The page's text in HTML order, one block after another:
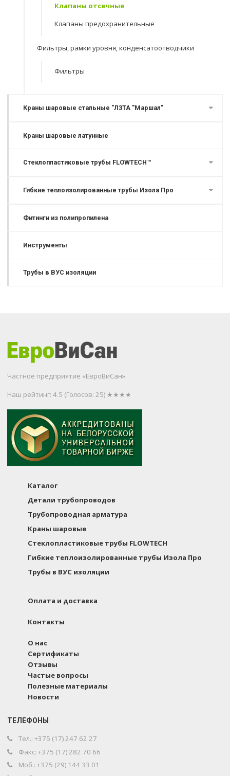
Клапаны отсечные
Клапаны предохранительные
Фильтры, рамки уровня, конденсатоотводчики
Фильтры
Краны шаровые стальные "ЛЗТА "Маршал"
Краны шаровые латунные
Стеклопластиковые трубы FLOWTECH™
Гибкие теплоизолированные трубы Изола Про
Фитинги из полипропилена
Инструменты
Трубы в ВУС изоляции
Частное предприятие «ЕвроВиСан»
Наш рейтинг: 4.5 (Голосов:25) ★★★★
Каталог
Детали трубопроводов
Трубопроводная арматура
Краны шаровые
Стеклопластиковые трубы FLOWTECH
Гибкие теплоизолированные трубы Изола Про
Трубы в ВУС изоляции
Оплата и доставка
Контакты
О нас
Сертификаты
Отзывы
Частые вопросы
Полезные материалы
Новости
ТЕЛЕФОНЫ
Тел.: +375 (17) 247 62 27
Факс: +375 (17) 282 70 66
Моб.: +375 (29) 144 33 01